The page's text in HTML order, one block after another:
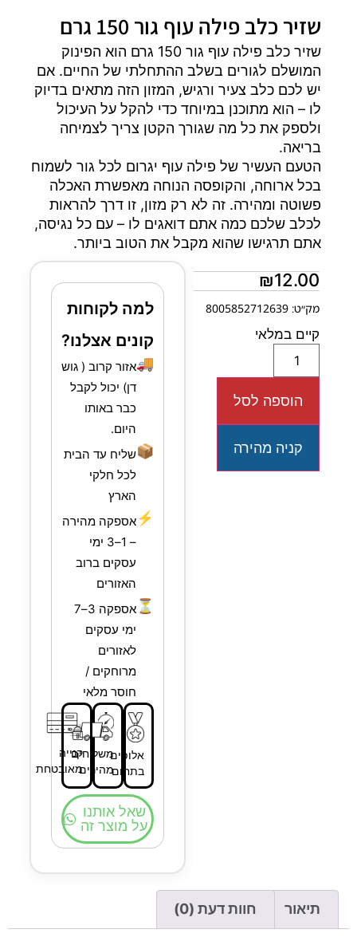
שזיר כלב פילה עוף גור 150 גרם
שזיר כלב פילה עוף גור 150 גרם הוא הפינוק
המושלם לגורים בשלב ההתחלתי של החיים. אם
יש לכם כלב צעיר ורגיש, המזון הזה מתאים בדיוק
לו – הוא מתוכנן במיוחד כדי להקל על העיכול
ולספק את כל מה שגורך הקטן צריך לצמיחה
בריאה.
הטעם העשיר של פילה עוף יגרום לכל גור לשמוח
בכל ארוחה, והקופסה הנוחה מאפשרת האכלה
פשוטה ומהירה. זה לא רק מזון, זו דרך להראות
לכלב שלכם כמה אתם דואגים לו – עם כל נגיסה,
אתם תרגישו שהוא מקבל את הטוב ביותר.
₪12.00
מק״ט: 8005852712639
קיים במלאי
הוספה לסל
קניה מהירה
למה לקוחות
קונים אצלנו?
🚚אזור קרוב ( גוש
דן) יכול לקבל
כבר באותו
היום.
📦שליח עד הבית
לכל חלקי
הארץ
⚡אספקה מהירה
– 1–3 ימי
עסקים ברוב
האזורים
⏳
אספקה 3–7
ימי עסקים
לאזורים
מרוחקים /
חוסר מלאי
אלופים
בתחום
משלוחים
מהירים
קנייה
מאובטחת
שאל אותנו
על מוצר זה
תיאור חוות דעת (0)